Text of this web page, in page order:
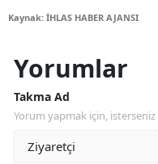
Kaynak: İHLAS HABER AJANSI
Yorumlar
Takma Ad
Yorum yapmak için, isterseniz